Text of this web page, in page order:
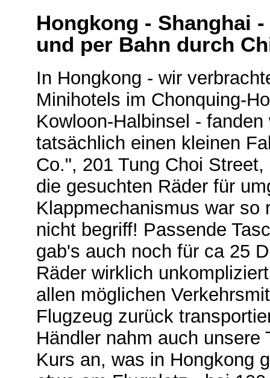
Hongkong - Shanghai
und per Bahn durch
In Hongkong - wir
Minihotels im Chonquing-
Kowloon-Halbinsel -
tatsächlich einen kleinen
Co.", 201 Tung Choi
die gesuchten Räder für
Klappmechanismus war
nicht begriff! Passende
gab's auch noch für ca 25
Räder wirklich
allen möglichen
Flugzeug zurück
Händler nahm auch
Kurs an, was in Hongkong